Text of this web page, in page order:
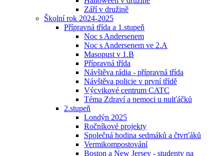
Září v družině
Školní rok 2024-2025
Přípravná třída a 1.stupeň
Noc s Andersenem
Noc s Andersenem ve 2.A
Masopust v 1.B
Přípravná třída
Návštěva rádia - přípravná třída
Návštěva policie v první třídě
Výcvikové centrum CATC
Téma Zdraví a nemoci u nulťáčků
2.stupeň
Londýn 2025
Ročníkové projekty
Společná hodina sedmáků a čtvrťáků
Vermikompostování
Boston a New Jersey - studenty na